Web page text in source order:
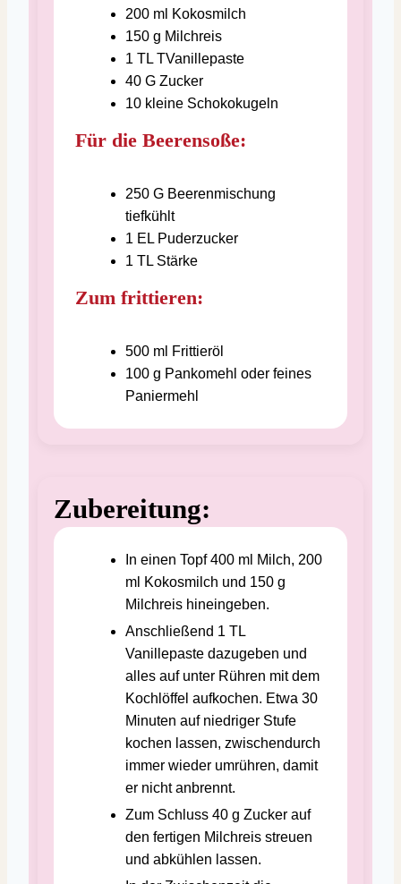
200 ml Kokosmilch
150 g Milchreis
1 TL TVanillepaste
40 G Zucker
10 kleine Schokokugeln
Für die Beerensoße:
250 G Beerenmischung
tiefkühlt
1 EL Puderzucker
1 TL Stärke
Zum frittieren:
500 ml Frittieröl
100 g Pankomehl oder feines
Paniermehl
Zubereitung:
In einen Topf 400 ml Milch, 200
ml Kokosmilch und 150 g
Milchreis hineingeben.
Anschließend 1 TL
Vanillepaste dazugeben und
alles auf unter Rühren mit dem
Kochlöffel aufkochen. Etwa 30
Minuten auf niedriger Stufe
kochen lassen, zwischendurch
immer wieder umrühren, damit
er nicht anbrennt.
Zum Schluss 40 g Zucker auf
den fertigen Milchreis streuen
und abkühlen lassen.